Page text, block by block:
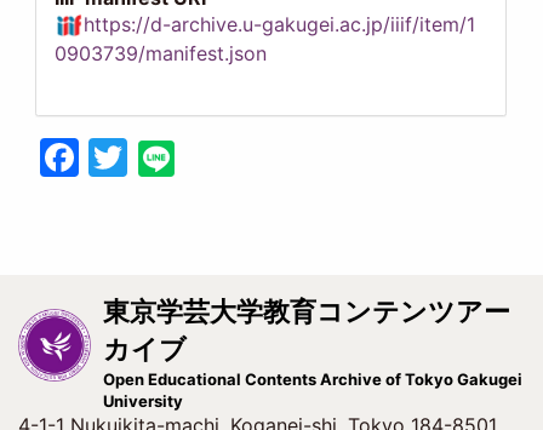
https://d-archive.u-gakugei.ac.jp/iiif/item/1
0903739/manifest.json
Facebook
Twitter
東京学芸大学教育コンテンツアー
カイブ
Open Educational Contents Archive of Tokyo Gakugei
University
4-1-1 Nukuikita-machi, Koganei-shi, Tokyo 184-8501